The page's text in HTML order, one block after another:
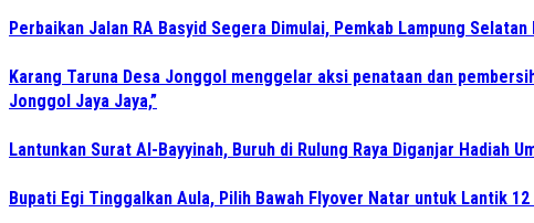
Perbaikan Jalan RA Basyid Segera Dimulai, Pemkab Lampung
Karang Taruna Desa Jonggol menggelar aksi penataan dan
Jonggol Jaya Jaya,”
Lantunkan Surat Al-Bayyinah, Buruh di Rulung Raya Diganjar Hadiah
Bupati Egi Tinggalkan Aula, Pilih Bawah Flyover Natar untuk Lantik